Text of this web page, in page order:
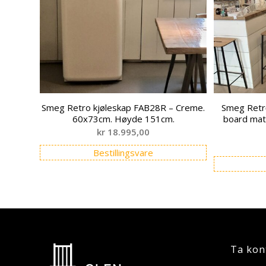
Smeg Retro kjøleskap FAB28R – Creme.
60x73cm. Høyde 151cm.
kr 18.995,00
Bestillingsvare
Smeg
board
Ta